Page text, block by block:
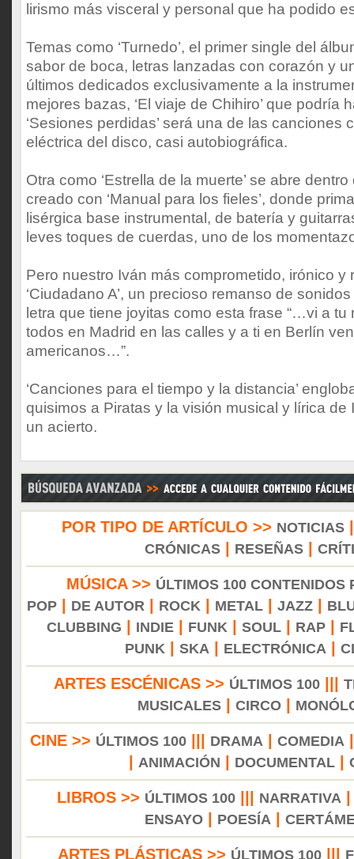
lirismo más visceral y personal que ha podido
Temas como ‘Turnedo’, el primer single del
sabor de boca, letras lanzadas con corazón y
últimos dedicados exclusivamente a la
mejores bazas, ‘El viaje de Chihiro’ que podría
‘Sesiones perdidas’ será una de las canciones
eléctrica del disco, casi autobiográfica.
Otra como ‘Estrella de la muerte’ se abre
creado con ‘Manual para los fieles’, donde
lisérgica base instrumental, de batería y
leves toques de cuerdas, uno de los
Pero nuestro Iván más comprometido, irónico y
‘Ciudadano A’, un precioso remanso de
letra que tiene joyitas como esta frase “…vi a
todos en Madrid en las calles y a ti en Berlín
americanos…”.
‘Canciones para el tiempo y la distancia’
quisimos a Piratas y la visión musical y lírica de
un acierto.
POR TIPO DE ARTÍCULO >> NOTICIAS
CRÓNICAS| RESEÑAS|
MÚSICA >> ÚLTIMOS 100 CONTENIDOS
POP| DE AUTOR ROCK METAL| JAZZ|
CLUBBING
INDIE| FUNK SOUL| RAP|
PUNK
SKA ELECTRÓNICA
ARTES ESCÉNICAS >> ÚLTIMOS 100
MUSICALES
CIRCO
CINE >> ÚLTIMOS 100||| DRAMA COMEDIA
ANIMACIÓN DOCUMENTAL|
LIBROS >> ÚLTIMOS 100 NARRATIVA
ENSAYO| POESÍA
ARTES PLÁSTICAS >> ÚLTIMOS 100|||